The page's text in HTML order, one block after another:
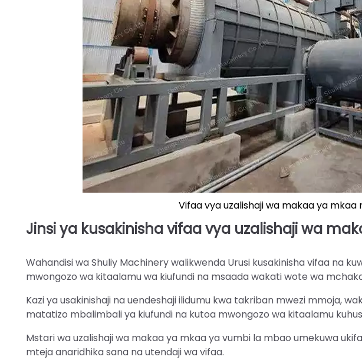
Vifaa vya uzalishaji wa makaa ya mkaa
Jinsi ya kusakinisha vifaa vya uzalishaji wa
Wahandisi wa Shuliy Machinery walikwenda Urusi kusakinisha vifaa na
mwongozo wa kitaalamu wa kiufundi na msaada wakati wote wa
Kazi ya usakinishaji na uendeshaji ilidumu kwa takriban mwezi mmoja,
matatizo mbalimbali ya kiufundi na kutoa mwongozo wa kitaalamu
Mstari wa uzalishaji wa makaa ya mkaa ya vumbi la mbao umekuwa
mteja anaridhika sana na utendaji wa vifaa.